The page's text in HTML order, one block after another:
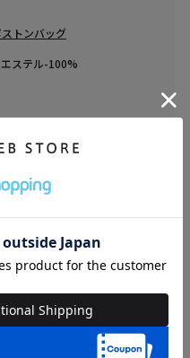
トンバッグ
ステル-100%
り】キルティングボストンミニ